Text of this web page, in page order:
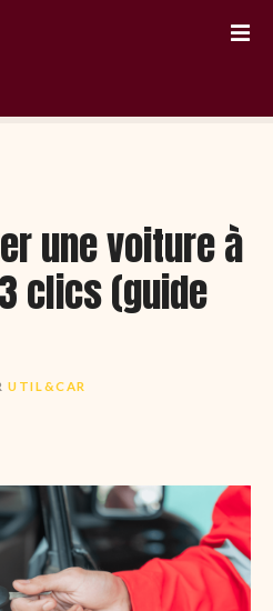
une voiture à
clics (guide
UTIL&CAR